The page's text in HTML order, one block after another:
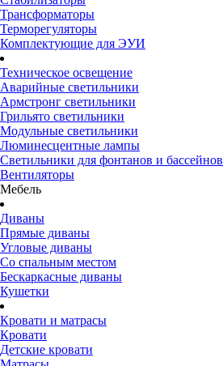
Трансформаторы
Терморегуляторы
Комплектующие для ЭУИ
Техническое освещение
Аварийные светильники
Армстронг светильники
Грильято светильники
Модульные светильники
Люминесцентные лампы
Светильники для фонтанов и бассейнов
Вентиляторы
Мебель
Диваны
Прямые диваны
Угловые диваны
Со спальным местом
Бескаркасные диваны
Кушетки
Кровати и матрасы
Кровати
Детские кровати